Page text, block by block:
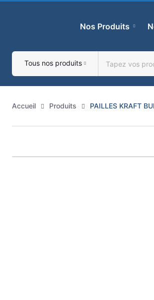
Nos Produits
Tous nos produits
Accueil Produits PAILLES KRAFT